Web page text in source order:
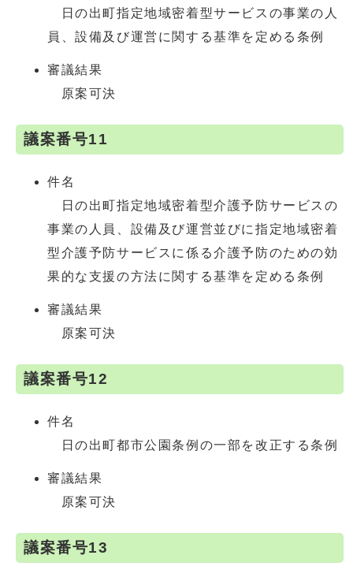
日の出町指定地域密着型サービスの事業の人
員、設備及び運営に関する基準を定める条例
審議結果
原案可決
議案番号11
件名
日の出町指定地域密着型介護予防サービスの
事業の人員、設備及び運営並びに指定地域密着
型介護予防サービスに係る介護予防のための効
果的な支援の方法に関する基準を定める条例
審議結果
原案可決
議案番号12
件名
日の出町都市公園条例の一部を改正する条例
審議結果
原案可決
議案番号13